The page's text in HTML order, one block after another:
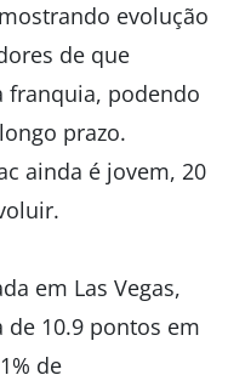
evolução
de que
franquia, podendo
prazo.
ainda é jovem, 20
em Las Vegas,
10.9 pontos em
de